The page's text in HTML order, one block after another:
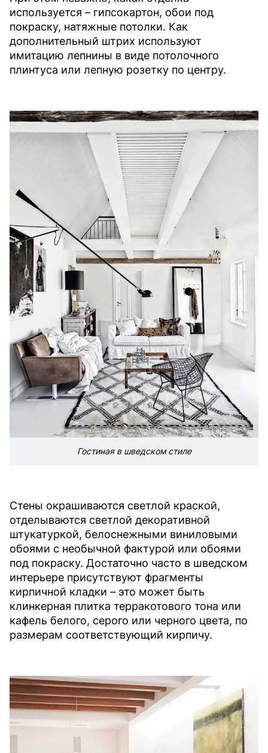
используется – гипсокартон, обои под
покраску, натяжные потолки. Как
дополнительный штрих используют
имитацию лепнины в виде потолочного
плинтуса или лепную розетку по центру.
Гостиная в шведском стиле
Стены окрашиваются светлой краской,
отделываются светлой декоративной
штукатуркой, белоснежными виниловыми
обоями с необычной фактурой или обоями
под покраску. Достаточно часто в шведском
интерьере присутствуют фрагменты
кирпичной кладки – это может быть
клинкерная плитка терракотового тона или
кафель белого, серого или черного цвета, по
размерам соответствующий кирпичу.